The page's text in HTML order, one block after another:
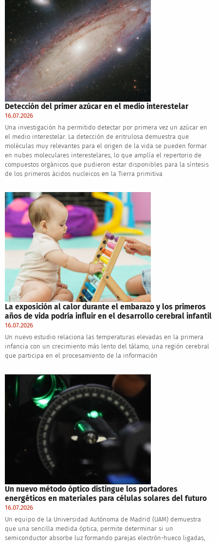
Detección del primer azúcar en el medio interestelar
16.07.2026
Una investigación ha permitido detectar por primera vez un azúcar en
el medio interestelar. La detección de eritrulosa demuestra que
moléculas muy relevantes para el origen de la vida se pueden formar
en nubes moleculares interestelares, lo que amplía el repertorio de
compuestos orgánicos que pudieron estar disponibles para la síntesis
de los primeros ácidos nucleicos en la Tierra primitiva
La exposición al calor durante el embarazo y los primeros
años de vida podría influir en el desarrollo cerebral infantil
16.07.2026
Un nuevo estudio relaciona las temperaturas elevadas en la primera
infancia con un crecimiento más lento del tálamo, una región cerebral
que participa en el procesamiento de la información
Un nuevo método óptico distingue los portadores
energéticos en materiales para células solares del futuro
16.07.2026
Un equipo de la Universidad Autónoma de Madrid (UAM) demuestra
que una sencilla medida óptica, permite determinar si un
semiconductor absorbe luz formando parejas electrón-hueco ligadas,